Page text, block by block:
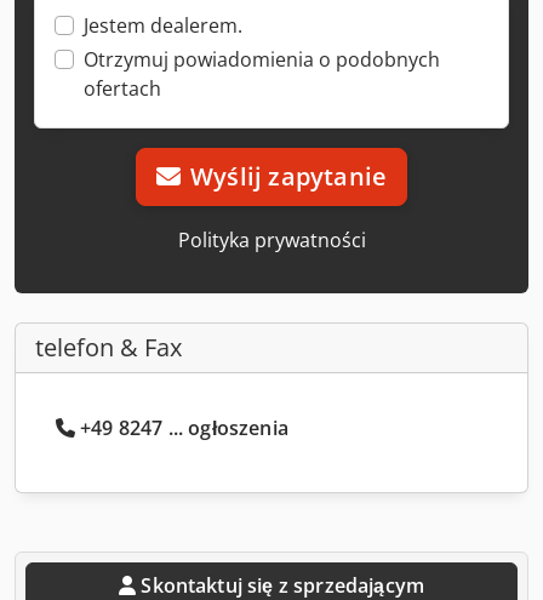
Jestem dealerem.
Otrzymuj powiadomienia o podobnych
ofertach
Wyślij zapytanie
Polityka prywatności
telefon & Fax
+49 8247 ... ogłoszenia
Skontaktuj się z sprzedającym